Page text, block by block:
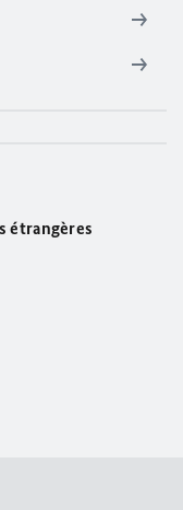
étrangères